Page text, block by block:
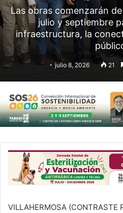
Las obras comenzarán
julio y septiembre
infraestructura, la
julio 8, 2026 21
VILLAHERMOSA (CONTRASTE